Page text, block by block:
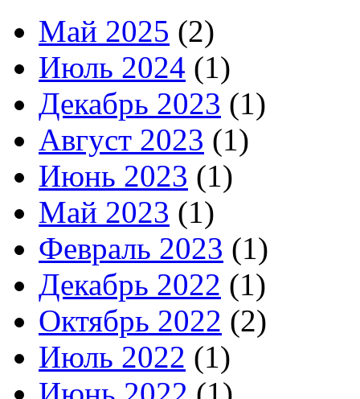
Май 2025 (2)
Июль 2024 (1)
Декабрь 2023 (1)
Август 2023 (1)
Июнь 2023 (1)
Май 2023 (1)
Февраль 2023 (1)
Декабрь 2022 (1)
Октябрь 2022 (2)
Июль 2022 (1)